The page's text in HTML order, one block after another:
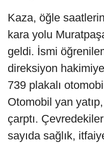
Kaza, öğle
kara yolu
geldi. İsmi
direksiyon
739 plakalı
Otomobil yan
çarptı.
sayıda sağlık,